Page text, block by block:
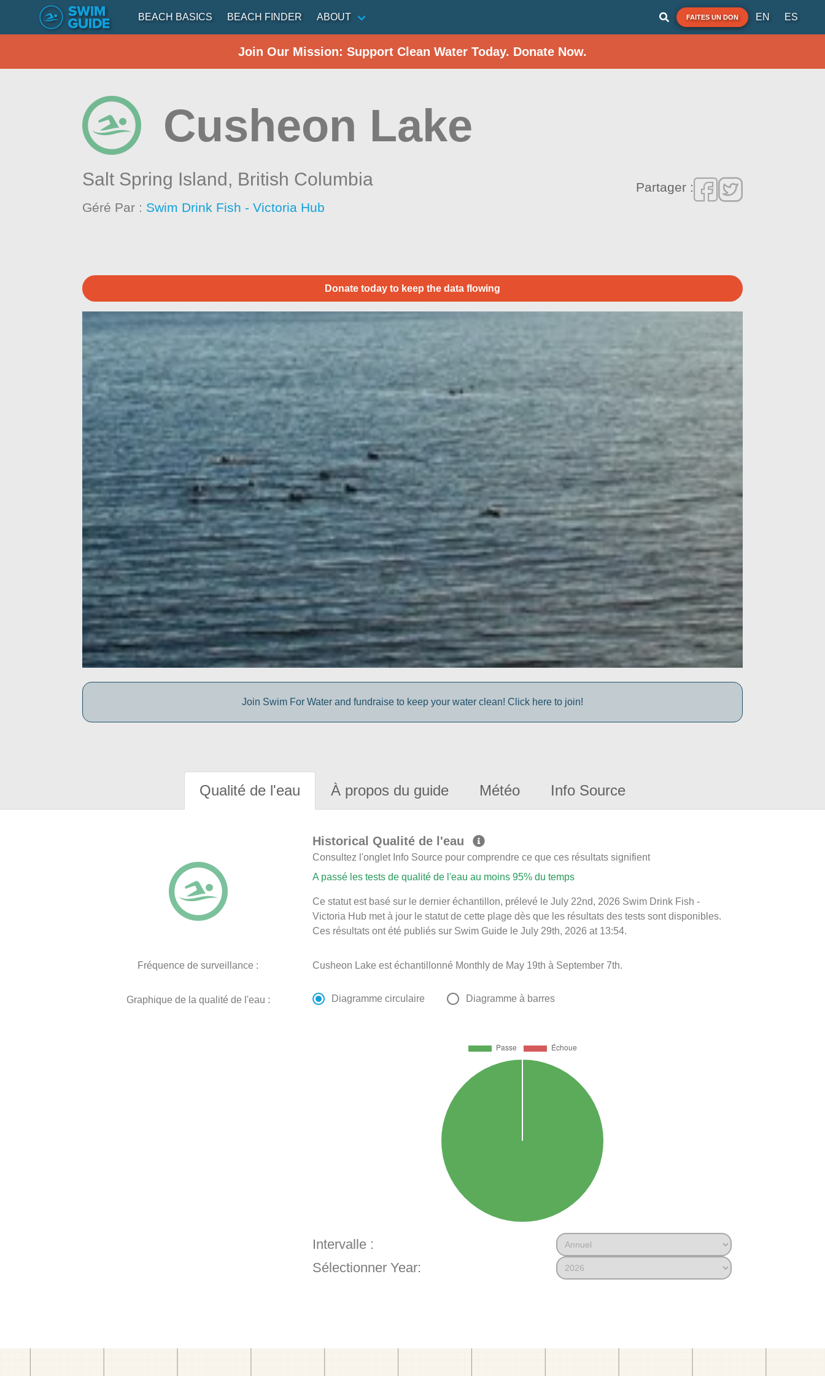
BEACH BASICS BEACH FINDER ABOUT FAITES UN DON EN ES
Join Our Mission: Support Clean Water Today. Donate Now.
Cusheon Lake
Salt Spring Island, British Columbia
Géré Par : Swim Drink Fish - Victoria Hub
Partager :
Donate today to keep the data flowing
Join Swim For Water and fundraise to keep your water clean! Click here to join!
Qualité de l'eau À propos du guide Météo Info Source
Historical Qualité de l'eau
Consultez l'onglet Info Source pour comprendre ce que ces résultats signifient
A passé les tests de qualité de l'eau au moins 95% du temps
Ce statut est basé sur le dernier échantillon, prélevé le July 22nd, 2026 Swim Drink Fish -
Victoria Hub met à jour le statut de cette plage dès que les résultats des tests sont disponibles.
Ces résultats ont été publiés sur Swim Guide le July 29th, 2026 at 13:54.
Fréquence de surveillance : Cusheon Lake est échantillonné Monthly de May 19th à September 7th.
Graphique de la qualité de l'eau : Diagramme circulaire Diagramme à barres
Intervalle :
Sélectionner Year: